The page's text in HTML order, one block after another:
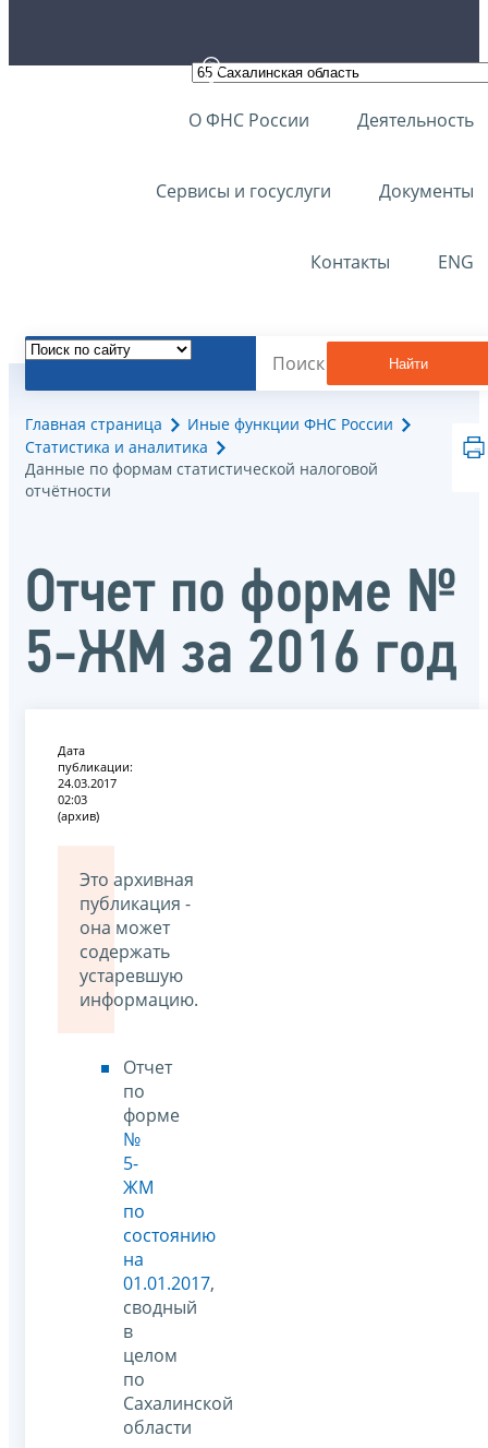
О ФНС России Деятельность
Сервисы и госуслуги Документы
Контакты ENG
Найти
Главная страница
Иные функции ФНС России
Статистика и аналитика
Данные по формам статистической налоговой
отчётности
Отчет по форме №
5-ЖМ за 2016 год
Дата
публикации:
24.03.2017
02:03
(архив)
Это архивная
публикация -
она может
содержать
устаревшую
информацию.
Отчет
по
форме
№
5-
ЖМ
по
состоянию
на
01.01.2017,
сводный
в
целом
по
Сахалинской
области